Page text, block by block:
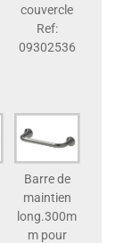
couvercle
Ref:
09302536
Barre de
maintien
long.300m
m pour